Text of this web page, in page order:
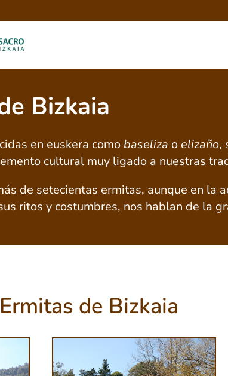
Bizkaia
en euskera comobaseliza o elizaño,
cultural muy ligado a nuestras
de setecientas ermitas, aunque en
ritos y costumbres, nos hablan de la
de Bizkaia